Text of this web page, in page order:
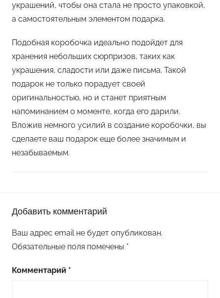
украшений, чтобы она стала не просто упаковкой,
а самостоятельным элементом подарка.
Подобная коробочка идеально подойдет для
хранения небольших сюрпризов, таких как
украшения, сладости или даже письма. Такой
подарок не только порадует своей
оригинальностью, но и станет приятным
напоминанием о моменте, когда его дарили.
Вложив немного усилий в создание коробочки, вы
сделаете ваш подарок еще более значимым и
незабываемым.
о
е
л
Добавить комментарий
Ваш адрес email не будет опубликован.
Обязательные поля помечены *
Комментарий *